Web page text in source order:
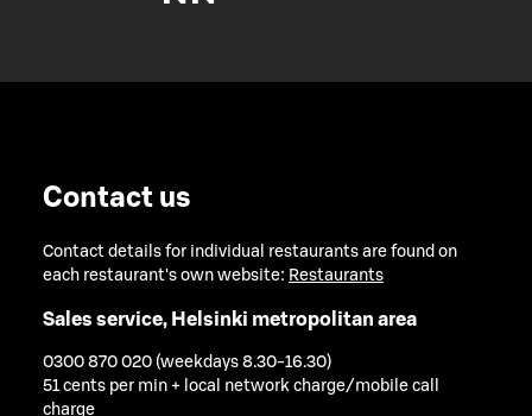
Contact us
Contact details for individual restaurants are found on
each restaurant's own website: Restaurants
Sales service, Helsinki metropolitan area
0300 870 020 (weekdays 8.30-16.30)
51 cents per min + local network charge/mobile call
charge